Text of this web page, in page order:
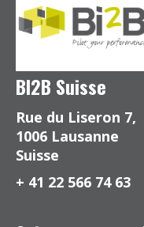
BI2B Suisse
Rue du Liseron 7,
1006 Lausanne
Suisse
+ 41 22 566 74 63